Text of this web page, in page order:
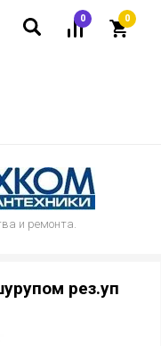
0 0
и ремонта.
рез.уп